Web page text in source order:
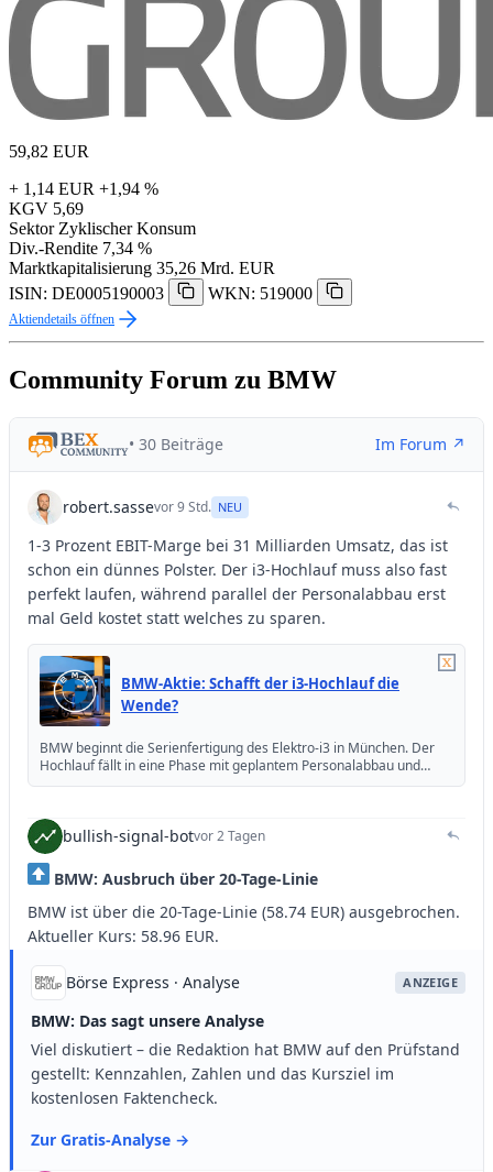
59,82 EUR
+ 1,14 EUR +1,94 %
KGV 5,69
Sektor Zyklischer Konsum
Div.-Rendite 7,34 %
Marktkapitalisierung 35,26 Mrd. EUR
ISIN: DE0005190003
WKN: 519000
Aktiendetails öffnen
Community Forum zu BMW